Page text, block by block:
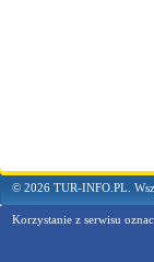
© 2026 TUR-INFO.PL.
Korzystanie z serwisu